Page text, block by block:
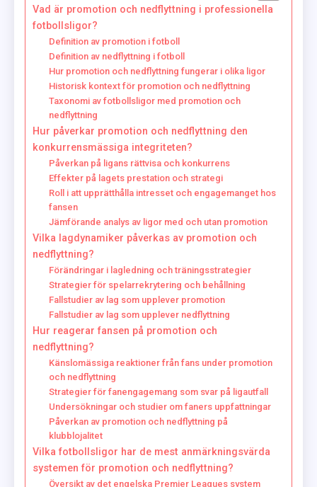
Vad är promotion och nedflyttning i professionella
fotbollsligor?
Definition av promotion i fotboll
Definition av nedflyttning i fotboll
Hur promotion och nedflyttning fungerar i olika ligor
Historisk kontext för promotion och nedflyttning
Taxonomi av fotbollsligor med promotion och
nedflyttning
Hur påverkar promotion och nedflyttning den
konkurrensmässiga integriteten?
Påverkan på ligans rättvisa och konkurrens
Effekter på lagets prestation och strategi
Roll i att upprätthålla intresset och engagemanget hos
fansen
Jämförande analys av ligor med och utan promotion
Vilka lagdynamiker påverkas av promotion och
nedflyttning?
Förändringar i lagledning och träningsstrategier
Strategier för spelarrekrytering och behållning
Fallstudier av lag som upplever promotion
Fallstudier av lag som upplever nedflyttning
Hur reagerar fansen på promotion och
nedflyttning?
Känslomässiga reaktioner från fans under promotion
och nedflyttning
Strategier för fanengagemang som svar på ligautfall
Undersökningar och studier om faners uppfattningar
Påverkan av promotion och nedflyttning på
klubblojalitet
Vilka fotbollsligor har de mest anmärkningsvärda
systemen för promotion och nedflyttning?
Översikt av det engelska Premier Leagues system